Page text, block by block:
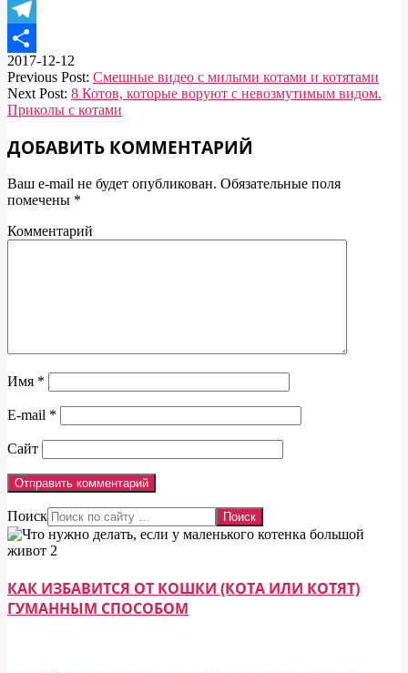
Viber
Telegram
Отправить
2017-12-12
Previous Post: Смешные видео с милыми котами и котятами
Next Post: 8 Котов, которые воруют с невозмутимым видом.
Приколы с котами
ДОБАВИТЬ КОММЕНТАРИЙ
Ваш e-mail не будет опубликован. Обязательные поля
помечены *
Комментарий
Имя *
E-mail *
Сайт
Поиск
КАК ИЗБАВИТСЯ ОТ КОШКИ (КОТА ИЛИ КОТЯТ)
ГУМАННЫМ СПОСОБОМ